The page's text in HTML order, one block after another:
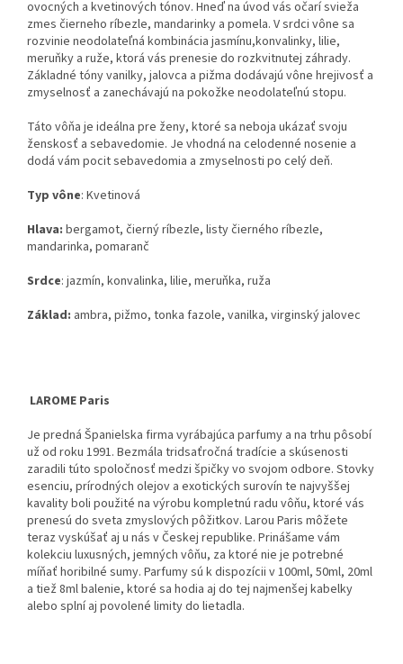
ovocných a kvetinových tónov. Hneď na úvod vás očarí svieža
zmes čierneho ríbezle, mandarinky a pomela. V srdci vône sa
rozvinie neodolateľná kombinácia jasmínu,konvalinky, lilie,
meruňky a ruže, ktorá vás prenesie do rozkvitnutej záhrady.
Základné tóny vanilky, jalovca a pižma dodávajú vône hrejivosť a
zmyselnosť a zanechávajú na pokožke neodolateľnú stopu.
Táto vôňa je ideálna pre ženy, ktoré sa neboja ukázať svoju
ženskosť a sebavedomie. Je vhodná na celodenné nosenie a
dodá vám pocit sebavedomia a zmyselnosti po celý deň.
Typ vône: Kvetinová
Hlava: bergamot, čierný ríbezle, listy čierného ríbezle,
mandarinka, pomaranč
Srdce: jazmín, konvalinka, lilie, meruňka, ruža
Základ: ambra, pižmo, tonka fazole, vanilka, virginský jalovec
LAROME Paris
Je predná Španielska firma vyrábajúca parfumy a na trhu pôsobí
už od roku 1991. Bezmála tridsaťročná tradície a skúsenosti
zaradili túto spoločnosť medzi špičky vo svojom odbore. Stovky
esenciu, prírodných olejov a exotických surovín te najvyššej
kavality boli použité na výrobu kompletnú radu vôňu, ktoré vás
prenesú do sveta zmyslových pôžitkov. Larou Paris môžete
teraz vyskúšať aj u nás v Českej republike. Prinášame vám
kolekciu luxusných, jemných vôňu, za ktoré nie je potrebné
míňať horibilné sumy. Parfumy sú k dispozícii v 100ml, 50ml, 20ml
a tiež 8ml balenie, ktoré sa hodia aj do tej najmenšej kabelky
alebo splní aj povolené limity do lietadla.